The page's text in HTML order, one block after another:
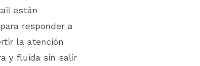
están
responder a
la atención
y fluida sin salir